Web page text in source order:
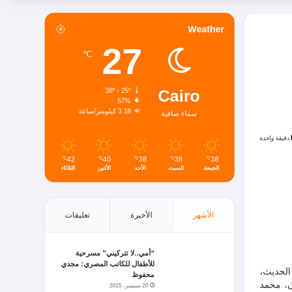
دقيقة واحدة
محمد
Weather
Cairo
سماء صافية
27
℃
57%
3.18 كيلومتر/ساعة
38
℃
الجمعة
38
℃
السبت
38
℃
الأحد
40
℃
الأثنين
42
℃
الثلاثاء
الأشهر الأخيرة تعليقات
“أمي..لا تتركيني” مسرحية
للأطفال للكاتب المصري: مجدي
محفوظ
20 سبتمبر، 2015